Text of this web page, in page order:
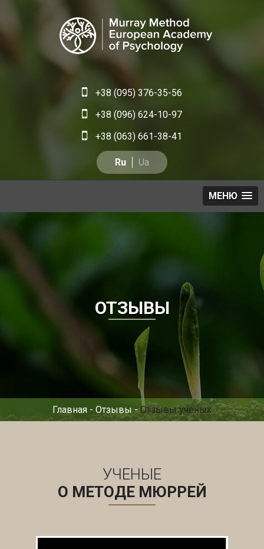
+38 (095) 376-35-56
+38 (096) 624-10-97
+38 (063) 661-38-41
Ru Ua
МЕНЮ
ОТЗЫВЫ
Главная - Отзывы-Отзывы ученых
УЧЕНЫЕ
О МЕТОДЕ МЮРРЕЙ